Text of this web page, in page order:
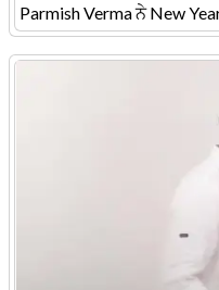
Parmish Verma ਨੇ New